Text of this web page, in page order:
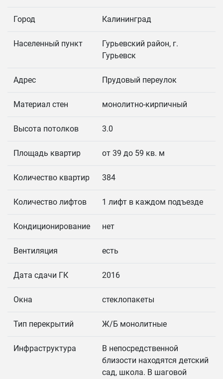
Город Калининград
Населенный пункт
Гурьевский район, г.
Гурьевск
Адрес Прудовый переулок
Материал стен монолитно-кирпичный
Высота потолков 3.0
Площадь квартир от 39 до 59 кв. м
Количество квартир 384
Количество лифтов 1 лифт в каждом подъезде
Кондиционирование нет
Вентиляция есть
Дата сдачи ГК 2016
Окна стеклопакеты
Тип перекрытий Ж/Б монолитные
Инфраструктура
В непосредственной
близости находятся детский
сад, школа. В шаговой